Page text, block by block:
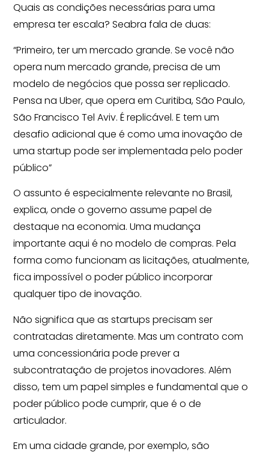
Quais as condições necessárias para uma
empresa ter escala? Seabra fala de duas:
“Primeiro, ter um mercado grande. Se você não
opera num mercado grande, precisa de um
modelo de negócios que possa ser replicado.
Pensa na Uber, que opera em Curitiba, São Paulo,
São Francisco Tel Aviv. É replicável. E tem um
desafio adicional que é como uma inovação de
uma startup pode ser implementada pelo poder
público”
O assunto é especialmente relevante no Brasil,
explica, onde o governo assume papel de
destaque na economia. Uma mudança
importante aqui é no modelo de compras. Pela
forma como funcionam as licitações, atualmente,
fica impossível o poder público incorporar
qualquer tipo de inovação.
Não significa que as startups precisam ser
contratadas diretamente. Mas um contrato com
uma concessionária pode prever a
subcontratação de projetos inovadores. Além
disso, tem um papel simples e fundamental que o
poder público pode cumprir, que é o de
articulador.
Em uma cidade grande, por exemplo, são